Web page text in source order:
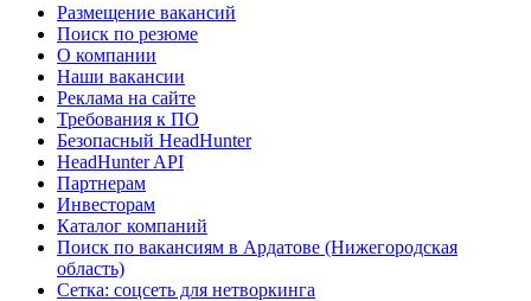
Размещение вакансий
Поиск по резюме
О компании
Наши вакансии
Реклама на сайте
Требования к ПО
Безопасный HeadHunter
HeadHunter API
Партнерам
Инвесторам
Каталог компаний
Поиск по вакансиям в Ардатове (Нижегородская
область)
Сетка: соцсеть для нетворкинга